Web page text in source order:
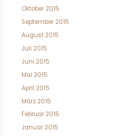
Oktober 2015
September 2015
August 2015
Juli 2015
Juni 2015
Mai 2015
April 2015
März 2015
Februar 2015
Januar 2015